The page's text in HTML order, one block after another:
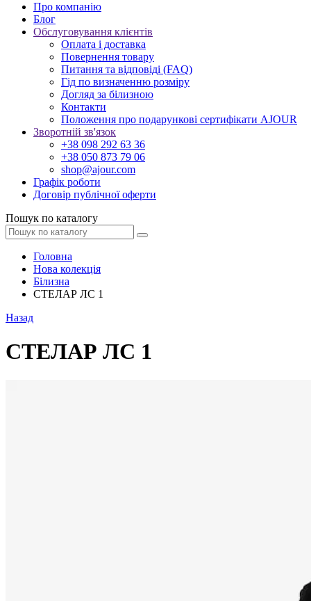
Про компанію
Блог
Обслуговування клієнтів
Оплата і доставка
Повернення товару
Питання та відповіді (FAQ)
Гід по визначенню розміру
Догляд за білизною
Контакти
Положення про подарункові сертифікати AJOUR
Зворотній зв'язок
+38 098 292 63 36
+38 050 873 79 06
shop@ajour.com
Графік роботи
Договір публічної оферти
Пошук по каталогу
Головна
Нова колекція
Білизна
СТЕЛАР ЛС 1
Назад
СТЕЛАР ЛС 1